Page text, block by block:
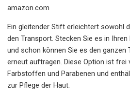
amazon.com
Ein gleitender Stift erleichtert sowohl
den Transport. Stecken Sie es in
und schon können Sie es den ganzen
erneut auftragen. Diese Option ist
Farbstoffen und Parabenen und
zur Pflege der Haut.